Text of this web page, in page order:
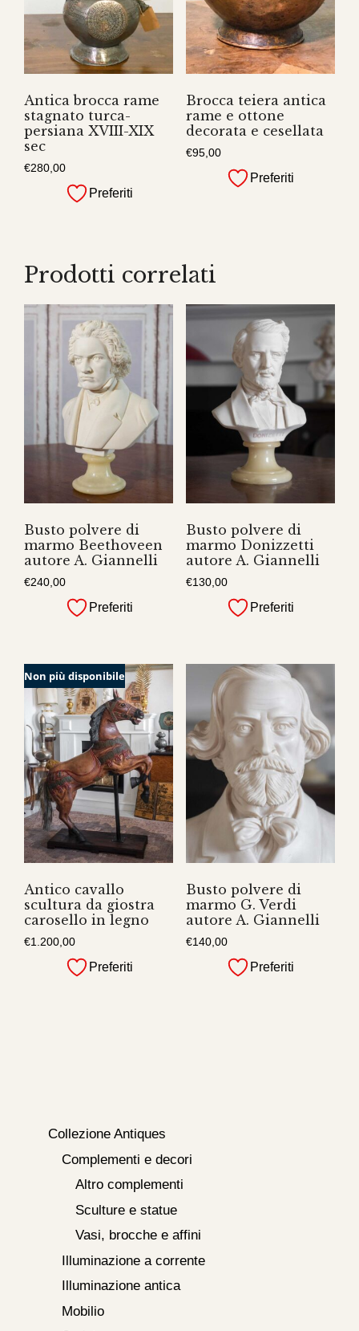
Antica brocca rame
stagnato turca-
persiana XVIII-XIX
sec
€280,00
Preferiti
Brocca teiera antica
rame e ottone
decorata e cesellata
€95,00
Preferiti
Prodotti correlati
Busto polvere di
marmo Beethoveen
autore A. Giannelli
€240,00
Preferiti
Busto polvere di
marmo Donizzetti
autore A. Giannelli
€130,00
Preferiti
Non più disponibile
Antico cavallo
scultura da giostra
carosello in legno
€1.200,00
Preferiti
Busto polvere di
marmo G. Verdi
autore A. Giannelli
€140,00
Preferiti
Collezione Antiques
Complementi e decori
Altro complementi
Sculture e statue
Vasi, brocche e affini
Illuminazione a corrente
Illuminazione antica
Mobilio